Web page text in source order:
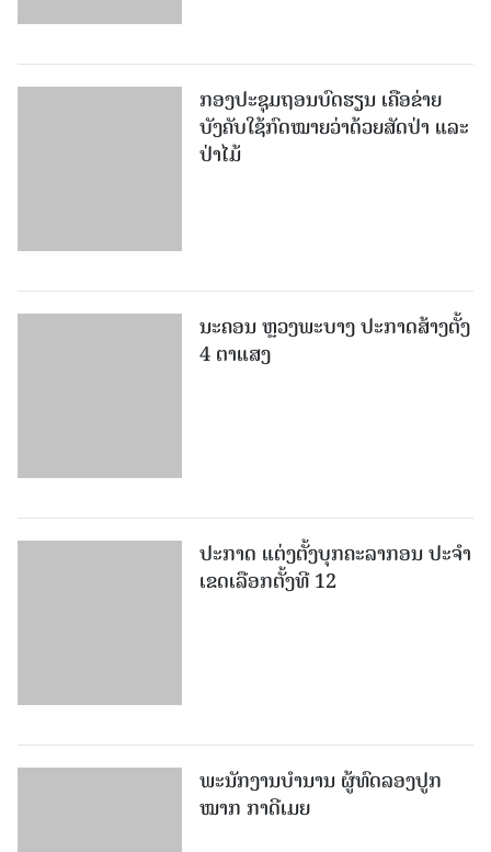
ກອງປະຊຸມຖອນບົດຮຽນ ເຄືອຂ່າຍ
ບັງຄັບໃຊ້ກົດໝາຍວ່າດ້ວຍສັດປ່າ ແລະ
ປ່າໄມ້
ນະຄອນ ຫຼວງພະບາງ ປະ​ກາດ​ສ້າງ​ຕັ້ງ
4 ຕາແສງ
ປະກາດ ແຕ່ງຕັ້ງບຸກຄະລາກອນ ປະຈໍາ
ເຂດເລືອກຕັ້ງທີ 12
ພະ​ນັກ​ງານ​ບຳ​ນານ ​ຜູ້​ທົດລອງປູກ
ໝາກ ກາດີເມຍ